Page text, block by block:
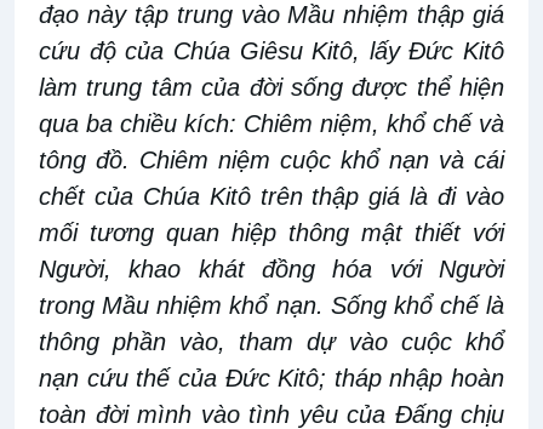
đạo này tập trung vào Mầu nhiệm thập giá
cứu độ của Chúa Giêsu Kitô, lấy Đức Kitô
làm trung tâm của đời sống được thể hiện
qua ba chiều kích: Chiêm niệm, khổ chế và
tông đồ. Chiêm niệm cuộc khổ nạn và cái
chết của Chúa Kitô trên thập giá là đi vào
mối tương quan hiệp thông mật thiết với
Người, khao khát đồng hóa với Người
trong Mầu nhiệm khổ nạn. Sống khổ chế là
thông phần vào, tham dự vào cuộc khổ
nạn cứu thế của Đức Kitô; tháp nhập hoàn
toàn đời mình vào tình yêu của Đấng chịu